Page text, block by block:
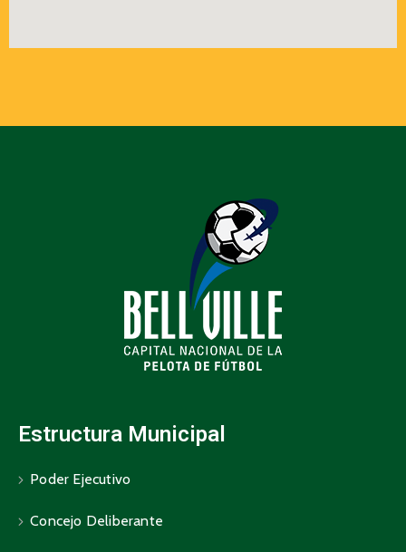
Estructura Municipal
Poder Ejecutivo
Concejo Deliberante